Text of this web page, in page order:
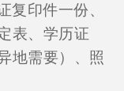
复印件一份、
表、学历证
地需要）、照